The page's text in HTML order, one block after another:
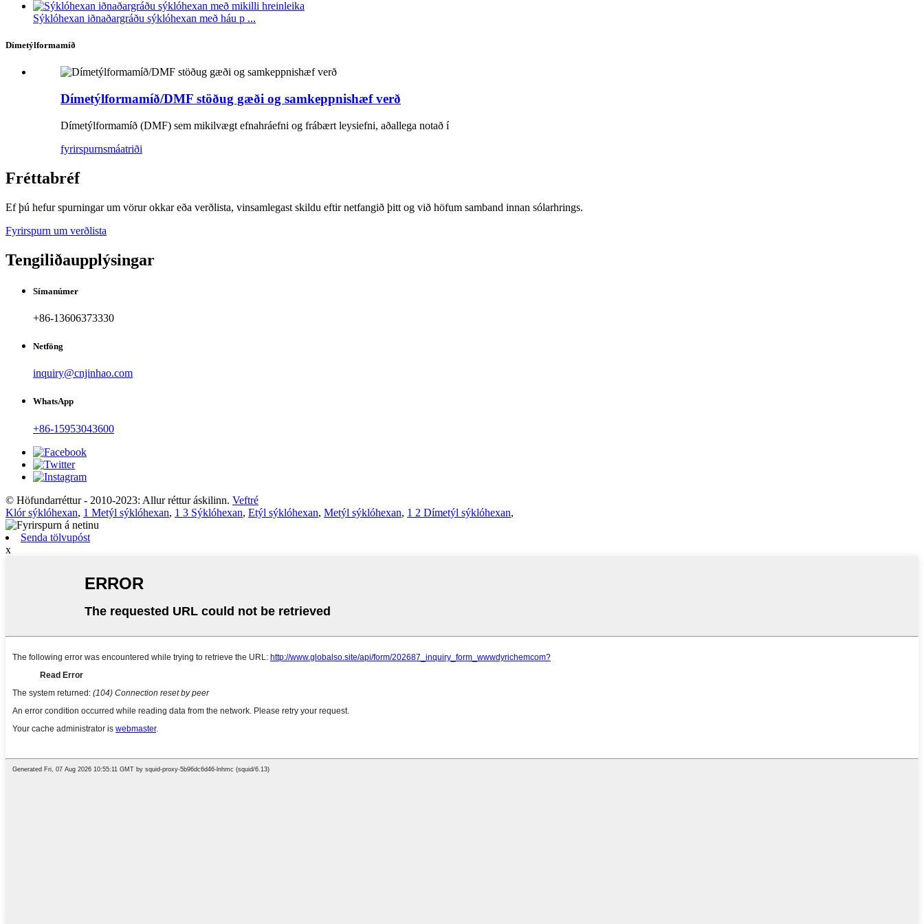
Sýklóhexan iðnaðargráðu sýklóhexan með háu p ...
Dímetýlformamíð
Dímetýlformamíð/DMF stöðug gæði og samkeppnishæf verð
Dímetýlformamíð (DMF) sem mikilvægt efnahráefni og frábært leysiefni, aðallega notað í
fyrirspurnsmáatriði
Fréttabréf
Ef þú hefur spurningar um vörur okkar eða verðlista, vinsamlegast skildu eftir netfangið þitt og við höfum samband innan sólarhrings.
Fyrirspurn um verðlista
Tengiliðaupplýsingar
Símanúmer
+86-13606373330
Netföng
inquiry@cnjinhao.com
WhatsApp
+86-15953043600
© Höfundarréttur - 2010-2023: Allur réttur áskilinn. Veftré
Klór sýklóhexan, 1 Metýl sýklóhexan, 1 3 Sýklóhexan, Etýl sýklóhexan, Metýl sýklóhexan, 1 2 Dímetýl sýklóhexan,
Senda tölvupóst
x